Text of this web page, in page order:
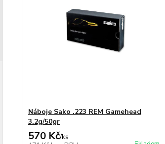
Náboje Sako .223 REM Gamehead
3.2g/50gr
570 Kč/ks